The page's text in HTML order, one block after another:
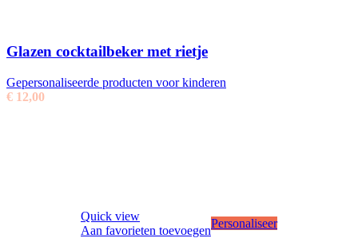
Glazen cocktailbeker met rietje
Gepersonaliseerde producten voor kinderen
€ 12,00
Quick view
Aan favorieten toevoegen
Personaliseer